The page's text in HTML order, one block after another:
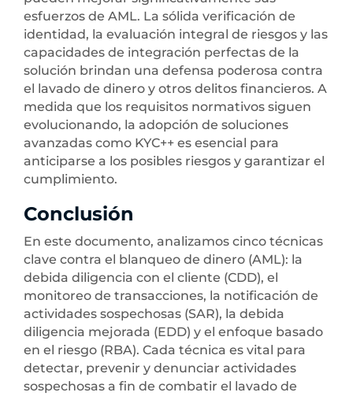
esfuerzos de AML. La sólida verificación de
identidad, la evaluación integral de riesgos y las
capacidades de integración perfectas de la
solución brindan una defensa poderosa contra
el lavado de dinero y otros delitos financieros. A
medida que los requisitos normativos siguen
evolucionando, la adopción de soluciones
avanzadas como KYC++ es esencial para
anticiparse a los posibles riesgos y garantizar el
cumplimiento.
Conclusión
En este documento, analizamos cinco técnicas
clave contra el blanqueo de dinero (AML): la
debida diligencia con el cliente (CDD), el
monitoreo de transacciones, la notificación de
actividades sospechosas (SAR), la debida
diligencia mejorada (EDD) y el enfoque basado
en el riesgo (RBA). Cada técnica es vital para
detectar, prevenir y denunciar actividades
sospechosas a fin de combatir el lavado de